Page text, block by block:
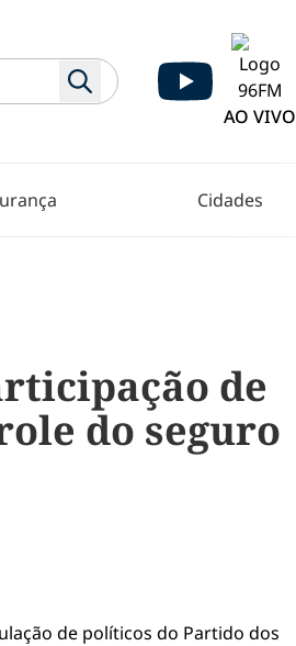
AO VIVO
Cidades
de
do seguro
de políticos do Partido dos